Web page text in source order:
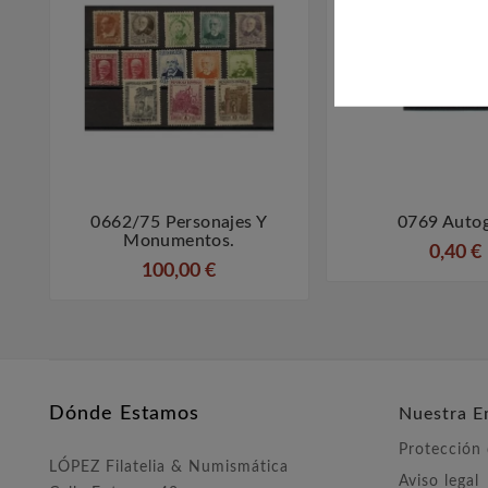
 
0662/75 Personajes Y
Monumentos.
100,00 €
0769
0,40 €
Dónde Estamos
LÓPEZ Filatelia & Numismática
Nuestra
Protección
Aviso legal